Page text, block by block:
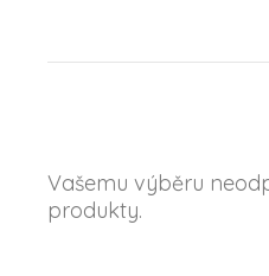
Vašemu výběru
produkty.